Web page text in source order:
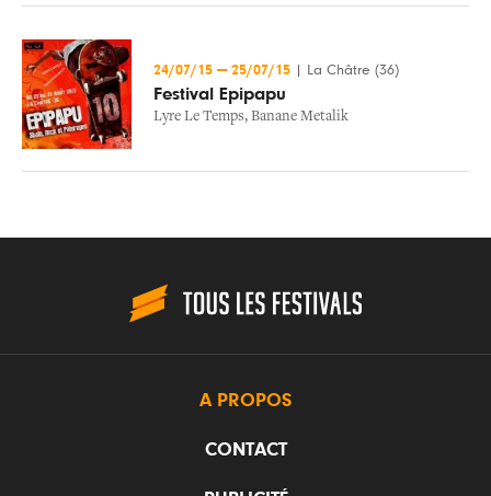
24/07/15 — 25/07/15 La Châtre (36)
Festival Epipapu
Lyre Le Temps, Banane Metalik
A PROPOS
CONTACT